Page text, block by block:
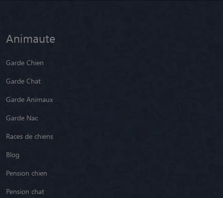
Animaute
Garde Chien
Garde Chat
Garde Animaux
Garde Nac
Races de chiens
Blog
Pension chien
Pension chat